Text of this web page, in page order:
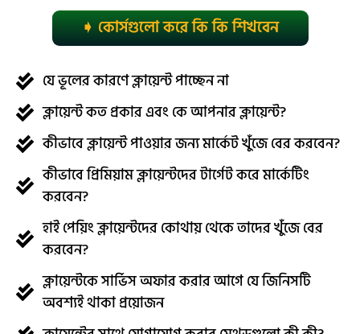
➧ কোর্সগুলো করে কি কি শিখবেন
যে ভূলের কারণে ক্লায়েন্ট পাচ্ছেন না
ক্লায়েন্ট কত প্রকার এবং কে আপনার ক্লায়েন্ট?
কীভাবে ক্লায়েন্ট পাওয়ার জন্য মার্কেট খুঁজে বের করবেন?
কীভাবে প্রিমিয়াম ক্লায়েন্টদের টার্গেট করে মার্কেটিং
করবেন?
হাই পেয়িং ক্লায়েন্টদের কোথায় থেকে তাদের খুঁজে বের
করবেন?
ক্লায়েন্টকে সার্ভিস অফার করার আগে যে জিনিসটি
অবশ্যই থাকা প্রয়োজন